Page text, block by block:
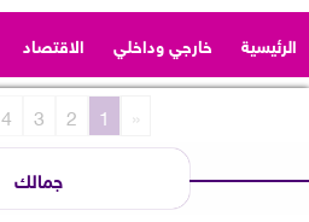
الرئيسية خارجي وداخلي الاقتصاد
«
1
2
3
4
جمالك